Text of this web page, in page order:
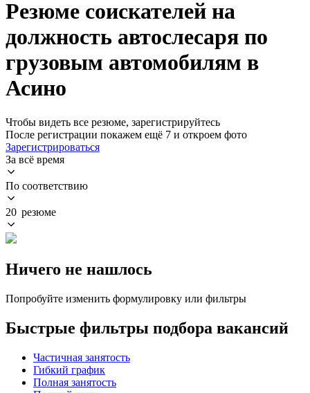
Резюме соискателей на
должность автослесаря по
грузовым автомобилям в
Асино
Чтобы видеть все резюме, зарегистрируйтесь
После регистрации покажем ещё 7 и откроем фото
Зарегистрироваться
За всё время
По соответствию
20 резюме
Ничего не нашлось
Попробуйте изменить формулировку или фильтры
Быстрые фильтры подбора вакансий
Частичная занятость
Гибкий график
Полная занятость